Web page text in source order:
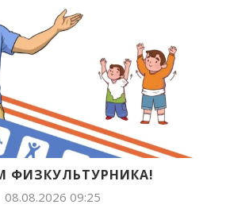
БУДУЩЕЕ ЯКУТИИ В ЛИЦАХ:
ПОПОВА ПОКОРЯЕТ...